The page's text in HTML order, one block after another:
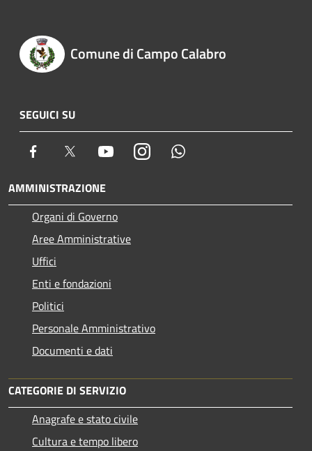
Comune di Campo Calabro
SEGUICI SU
Facebook Twitter YoutubeInstagram
AMMINISTRAZIONE
Organi di Governo
Aree Amministrative
Uffici
Enti e fondazioni
Politici
Personale Amministrativo
Documenti e dati
CATEGORIE DI SERVIZIO
Anagrafe e stato civile
Cultura e tempo libero